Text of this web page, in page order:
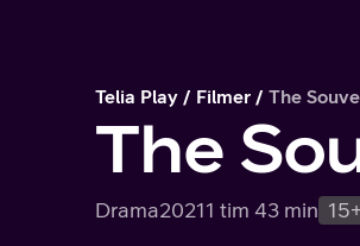
Telia Play Filmer The
The
Drama20211 tim 43 min 15+